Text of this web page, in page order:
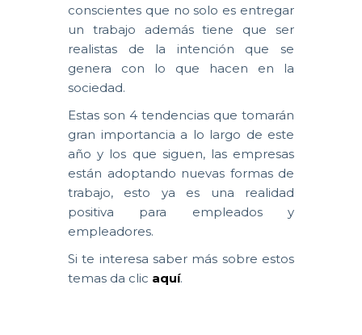
conscientes que no solo es entregar
un trabajo además tiene que ser
realistas de la intención que se
genera con lo que hacen en la
sociedad.
Estas son 4 tendencias que tomarán
gran importancia a lo largo de este
año y los que siguen, las empresas
están adoptando nuevas formas de
trabajo, esto ya es una realidad
positiva para empleados y
empleadores.
Si te interesa saber más sobre estos
temas da clic aquí.